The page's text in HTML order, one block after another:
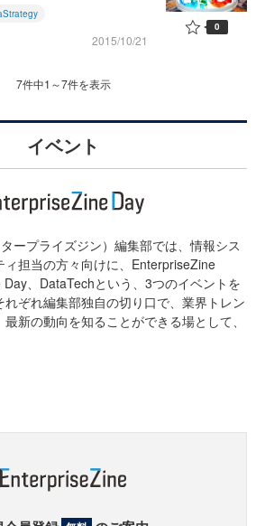
2015/10/21
0
7件中1～7件を表示
イベント
ープライズジン）編集部では、情報シス
ィ担当の方々向けに、EnterpriseZine
、DataTechという、3つのイベントを
ぞれ編集部独自の切り口で、業界トレン
新の動向を知ることができる場として、